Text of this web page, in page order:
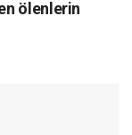
ölenlerin